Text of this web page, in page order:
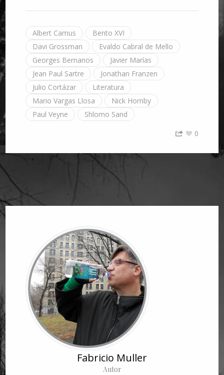
Albert Camus
Bento XVI
Davi Grossman
Evaldo Cabral de Mello
Georges Bernanos
Javier Marías
Jean Paul Sartre
Jonathan Franzen
Julio Cortázar
Literatura
Mario Vargas Llosa
Nick Hornby
Paul Veyne
Shlomo Sand
0
Fabricio Muller
Autor